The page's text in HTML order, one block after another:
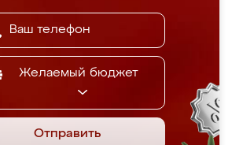
Желаемый бюджет
Отправить